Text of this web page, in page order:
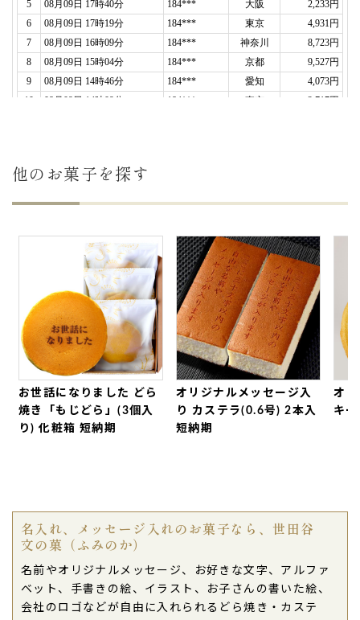
他のお菓子を探す
お世話になりました どら
焼き「もじどら」(3個入
り) 化粧箱 短納期
オリジナルメッセージ入
り カステラ(0.6号) 2本入
短納期
オ
キ
名入れ、メッセージ入れのお菓子なら、世田谷
文の菓（ふみのか）
名前やオリジナルメッセージ、お好きな文字、アルファ
ベット、手書きの絵、イラスト、お子さんの書いた絵、
会社のロゴなどが自由に入れられるどら焼き・カステ